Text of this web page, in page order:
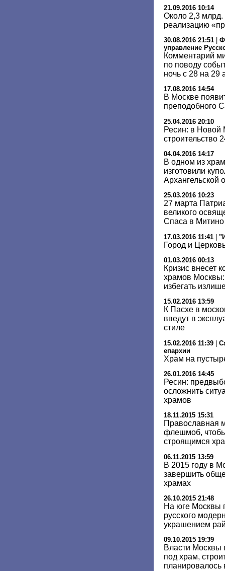
21.09.2016 10:14
Около 2,3 млрд.
реализацию
30.08.2016 21:51
управление
Комментарий
по поводу
ночь с 28 на 29
17.08.2016 14:54
В Москве
преподобного
25.04.2016 20:10
Ресин: в Новой
строительство
04.04.2016 14:17
В одном из
изготовили
Архангельской
25.03.2016 10:23
27 марта
великого
Спаса в Митино
17.03.2016 11:41
Город и
01.03.2016 00:13
Кризис внесет
храмов Москвы:
избегать
15.02.2016 13:59
К Пасхе в
введут в
стиле
15.02.2016 11:39
епархии
Храм на
26.01.2016 14:45
Ресин:
осложнить
храмов
18.11.2015 15:31
Православная
флешмоб,
строящимся
06.11.2015 13:59
В 2015 году в
завершить
храмах
26.10.2015 21:48
На юге Москвы
русского
украшением
09.10.2015 19:39
Власти Москвы
под храм,
планировалось